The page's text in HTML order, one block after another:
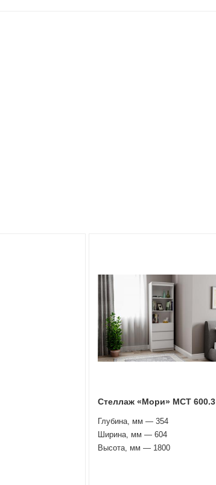
Стеллаж «Мори» МСТ 600.3
Глубина, мм — 354
Ширина, мм — 604
Высота, мм — 1800